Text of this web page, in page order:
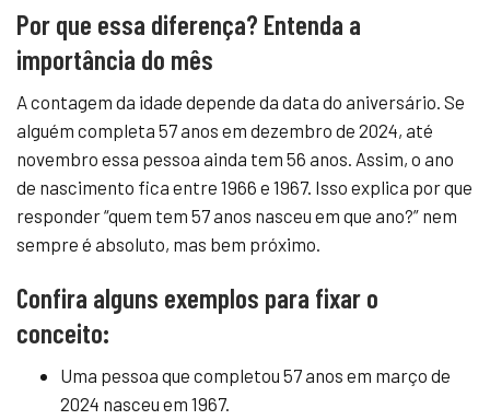
Por que essa diferença? Entenda a
importância do mês
A contagem da idade depende da data do aniversário. Se
alguém completa 57 anos em dezembro de 2024, até
novembro essa pessoa ainda tem 56 anos. Assim, o ano
de nascimento fica entre 1966 e 1967. Isso explica por que
responder “quem tem 57 anos nasceu em que ano?” nem
sempre é absoluto, mas bem próximo.
Confira alguns exemplos para fixar o
conceito:
Uma pessoa que completou 57 anos em março de
2024 nasceu em 1967.